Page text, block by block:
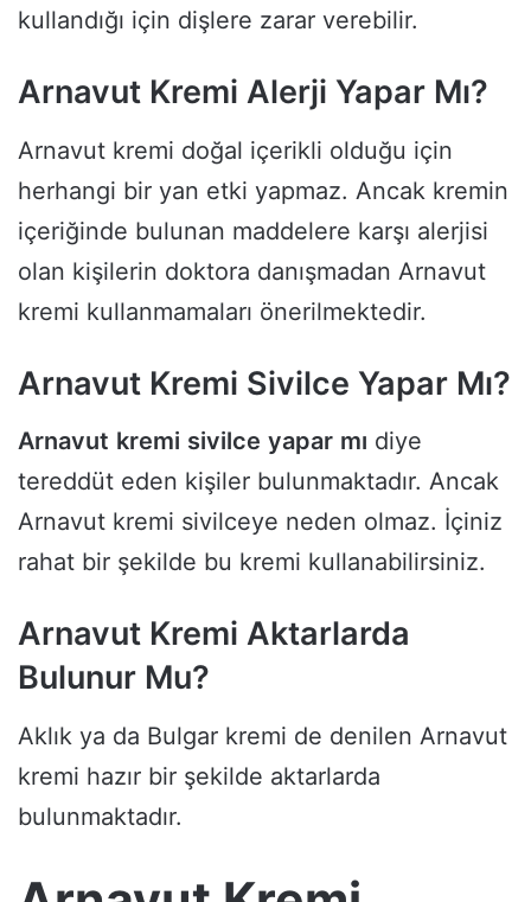
kullandığı için dişlere zarar verebilir.
Arnavut Kremi Alerji Yapar Mı?
Arnavut kremi doğal içerikli olduğu için
herhangi bir yan etki yapmaz. Ancak kremin
içeriğinde bulunan maddelere karşı alerjisi
olan kişilerin doktora danışmadan Arnavut
kremi kullanmamaları önerilmektedir.
Arnavut Kremi Sivilce Yapar Mı?
Arnavut kremi sivilce yapar mı diye
tereddüt eden kişiler bulunmaktadır. Ancak
Arnavut kremi sivilceye neden olmaz. İçiniz
rahat bir şekilde bu kremi kullanabilirsiniz.
Arnavut Kremi Aktarlarda
Bulunur Mu?
Aklık ya da Bulgar kremi de denilen Arnavut
kremi hazır bir şekilde aktarlarda
bulunmaktadır.